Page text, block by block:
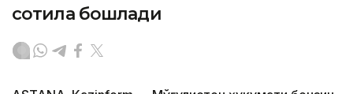
сотила бошлади